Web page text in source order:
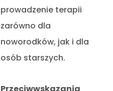
prowadzenie terapii
zarówno dla
noworodków, jak i dla
osób starszych.